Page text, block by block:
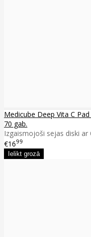
Medicube Deep Vita C
70 gab.
Izgaismojoši sejas diski ar
€1699